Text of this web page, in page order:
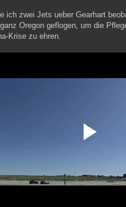
ich zwei Jets ueber Gearhart
Oregon geflogen, um die
Krise zu ehren.